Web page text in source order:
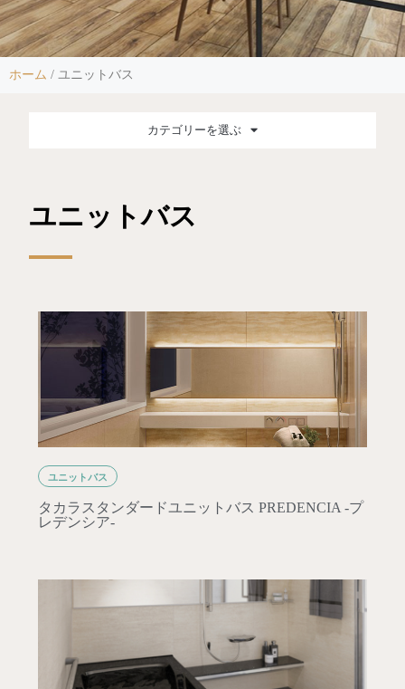
ホーム / ユニットバス
カテゴリーを選ぶ
ユニットバス
ユニットバス
タカラスタンダードユニットバス PREDENCIA -プ
レデンシア-